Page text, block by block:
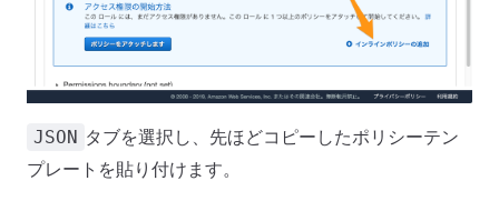
JSON タブを選択し、先ほどコピーしたポリシーテン
プレートを貼り付けます。